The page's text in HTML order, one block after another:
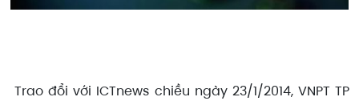
Trao đổi với ICTnews chiều ngày 23/1/2014, VNPT TP